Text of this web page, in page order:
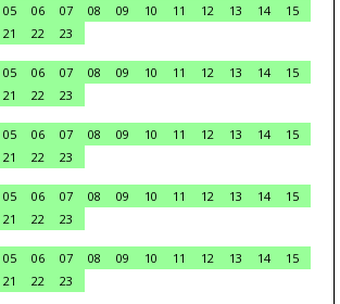
05 06 07 08 09 10 11 12 13 14
15
21 22
23
05 06 07 08 09 10 11 12 13 14
15
21 22
23
05 06 07 08 09 10 11 12 13 14
15
21 22
23
05 06 07 08 09 10 11 12 13 14
15
21 22
23
05 06 07 08 09 10 11 12 13 14
15
21 22
23